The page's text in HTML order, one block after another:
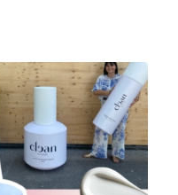
grands, des gros